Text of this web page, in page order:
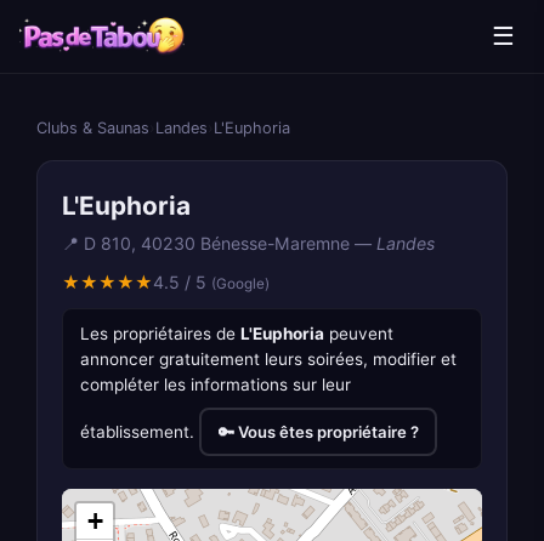
☰
Clubs & Saunas Landes L'Euphoria
L'Euphoria
📍 D 810, 40230 Bénesse-Maremne — Landes
★★★★★4.5 / 5 (Google)
Les propriétaires de L'Euphoria peuvent
annoncer gratuitement leurs soirées, modifier et
compléter les informations sur leur
établissement. 🔑 Vous êtes propriétaire ?
+